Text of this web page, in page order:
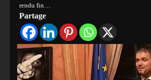
rendu fin…
Partage